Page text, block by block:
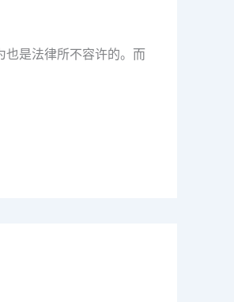
也是法律所不容许的。而